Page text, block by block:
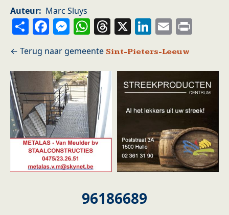
Auteur
Marc Sluys
ShareFacebook
Messenger
WhatsApp
Threads
X LinkedIn
Email
Sint-Pieters-Leeuw
96186689